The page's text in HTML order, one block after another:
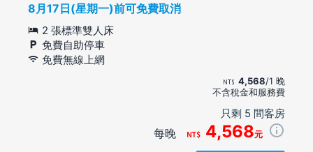
8月17日(星期一)前可免費取消
2 張標準雙人床
免費自助停車
免費無線上網
4,568/1 晚
不含稅金和服務費
只剩 5 間客房
每晚 4,568元